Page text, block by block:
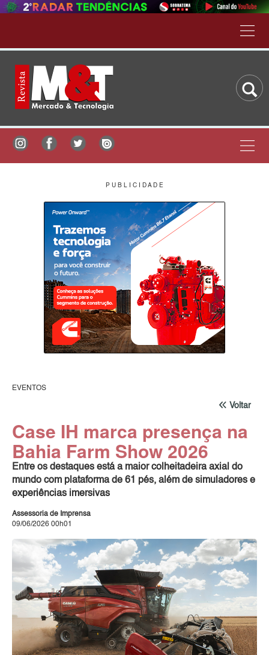
P U B L I C I D A D E
EVENTOS
Voltar
Case IH marca presença na
Bahia Farm Show 2026
Entre os destaques está a maior colheitadeira axial do
mundo com plataforma de 61 pés, além de simuladores e
experiências imersivas
Assessoria de Imprensa
09/06/2026 00h01